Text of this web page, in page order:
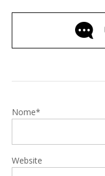
Nome*
Website